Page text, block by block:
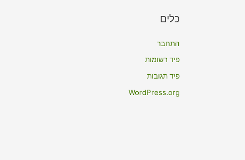
כלים
התחבר
פיד רשומות
פיד תגובות
WordPress.org